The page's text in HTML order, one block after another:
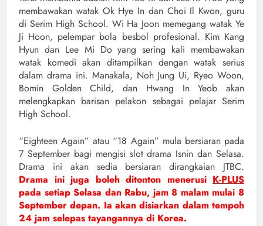
membawakan watak Ok Hye In dan Choi Il Kwon, guru
di Serim High School. Wi Ha Joon memegang watak Ye
Ji Hoon, pelempar bola besbol profesional. Kim Kang
Hyun dan Lee Mi Do yang sering kali membawakan
watak komedi akan ditampilkan dengan watak serius
dalam drama ini. Manakala, Noh Jung Ui, Ryeo Woon,
Bomin Golden Child, dan Hwang In Yeob akan
melengkapkan barisan pelakon sebagai pelajar Serim
High School.
“Eighteen Again” atau “18 Again” mula bersiaran pada
7 September bagi mengisi slot drama Isnin dan Selasa.
Drama ini akan sedia bersiaran dirangkaian JTBC.
Drama ini juga boleh ditonton menerusi K-PLUS
pada setiap Selasa dan Rabu, jam 8 malam mulai 8
September depan. Ia akan disiarkan dalam tempoh
24 jam selepas tayangannya di Korea.